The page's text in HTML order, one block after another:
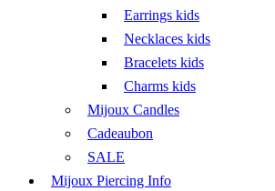
Earrings kids
Necklaces kids
Bracelets kids
Charms kids
Mijoux Candles
Cadeaubon
SALE
Mijoux Piercing Info